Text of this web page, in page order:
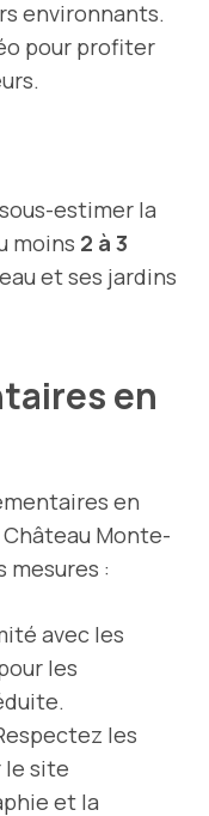
environnants.
pour profiter
estimer la
moins 2 à 3
et ses jardins
en
en
Monte-
mesures :
avec les
les
les
le site
et la